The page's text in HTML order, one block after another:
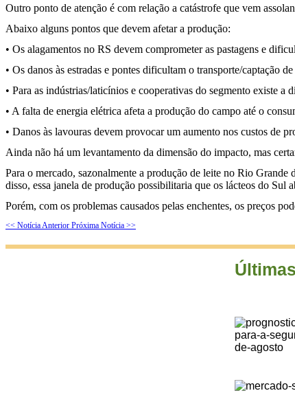
Outro ponto de atenção é com relação a catástrofe que vem
Abaixo alguns pontos que devem afetar a produção:
• Os alagamentos no RS devem comprometer as pastagens e
• Os danos às estradas e pontes dificultam o transporte/captação
• Para as indústrias/laticínios e cooperativas do segmento existe
• A falta de energia elétrica afeta a produção do campo até o
• Danos às lavouras devem provocar um aumento nos custos de
Ainda não há um levantamento da dimensão do impacto, mas
Para o mercado, sazonalmente a produção de leite no Rio
disso, essa janela de produção possibilitaria que os lácteos do Sul
Porém, com os problemas causados pelas enchentes, os preços
<< Notícia Anterior Próxima Notícia >>